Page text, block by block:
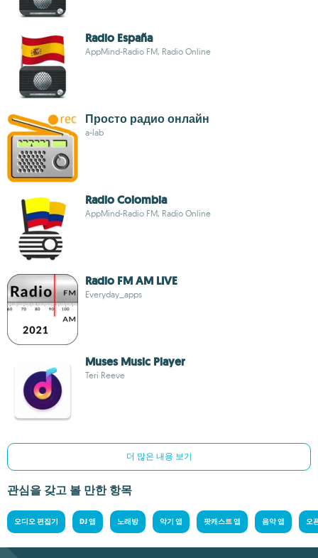
Radio España
AppMind-Radio FM, Radio Online
Просто радио онлайн
a-lab
Radio Colombia
AppMind-Radio FM, Radio Online
Radio FM AM LIVE
Everyday_apps
Muses Music Player
Teri Reeve
더 많은 내용 보기
관심을 갖고 볼 만한 항목
오디오 편집기 DJ 앱 노래방 악기 앱 팟캐스트 앱 음악 앱 오